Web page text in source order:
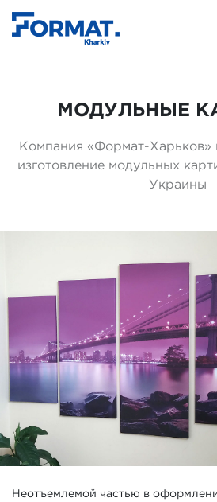
МОДУЛЬНЫЕ
Компания «Формат-Харьков»
изготовление модульных
Украины
Неотъемлемой частью в